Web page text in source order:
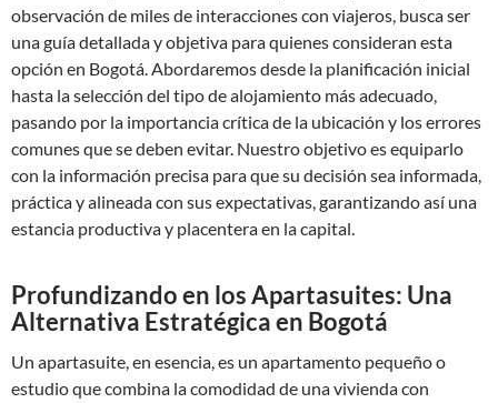
observación de miles de interacciones con viajeros, busca ser
una guía detallada y objetiva para quienes consideran esta
opción en Bogotá. Abordaremos desde la planificación inicial
hasta la selección del tipo de alojamiento más adecuado,
pasando por la importancia crítica de la ubicación y los errores
comunes que se deben evitar. Nuestro objetivo es equiparlo
con la información precisa para que su decisión sea informada,
práctica y alineada con sus expectativas, garantizando así una
estancia productiva y placentera en la capital.
Profundizando en los Apartasuites: Una
Alternativa Estratégica en Bogotá
Un apartasuite, en esencia, es un apartamento pequeño o
estudio que combina la comodidad de una vivienda con